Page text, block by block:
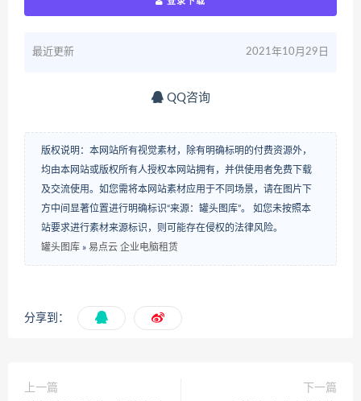
最近更新 2021年10月29日
QQ咨询
版权说明：本网站所有视觉素材，除有明确标明的付费资源外，
均由本网站或版权所有人授权本网站拥有，并供使用者免费下载
及交流使用。如您需将本网站素材应用于不同场景，请在图片下
方中间显著位置进行明确标识“来源：罐头图库”。 如您未按照本
站要求进行素材来源标识，则可能存在侵权的法律风险。
罐头图库 » 易点云 企业电脑租赁
分享到：
上一篇
下一篇